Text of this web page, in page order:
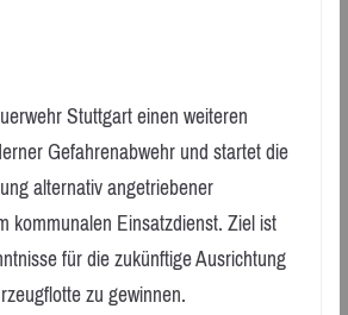
Stuttgart einen weiteren
Gefahrenabwehr und startet die
alternativ angetriebener
kommunalen Einsatzdienst. Ziel ist
für die zukünftige Ausrichtung
zu gewinnen.